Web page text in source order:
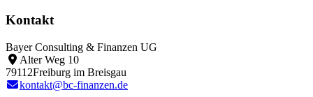
Kontakt
Bayer Consulting & Finanzen UG
Alter Weg 10
79112Freiburg im Breisgau
kontakt@bc-finanzen.de